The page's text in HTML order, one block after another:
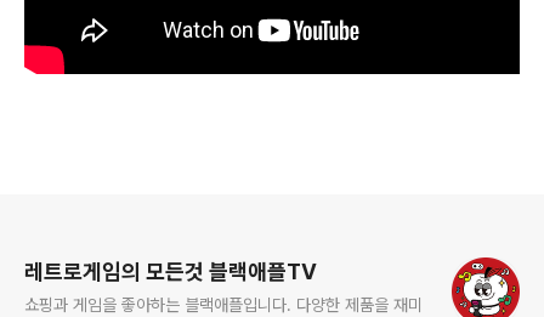
레트로게임의 모든것 블랙애플TV
쇼핑과 게임을 좋아하는 블랙애플입니다. 다양한 제품을 재미